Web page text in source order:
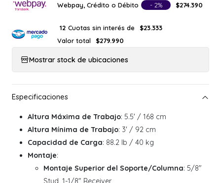
Webpay, Crédito o Débito - 2% $274.390
12 Cuotas sin interés de
$23.333
Valor total
$279.990
Mostrar stock de ubicaciones
Altura Máxima de Trabajo: 5.5' / 168 cm
Altura Mínima de Trabajo: 3' / 92 cm
Capacidad de Carga: 88.2 lb / 40 kg
Montaje:
Montaje Superior del Soporte/Columna: 5/8"